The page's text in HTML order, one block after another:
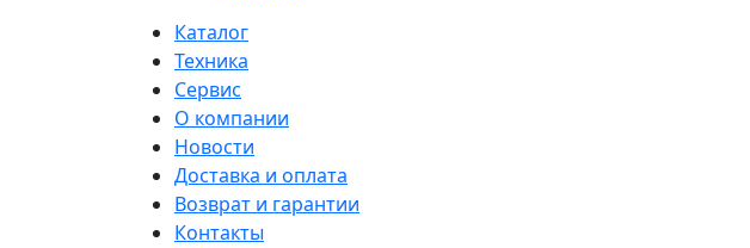
Каталог
Техника
Сервис
О компании
Новости
Доставка и оплата
Возврат и гарантии
Контакты